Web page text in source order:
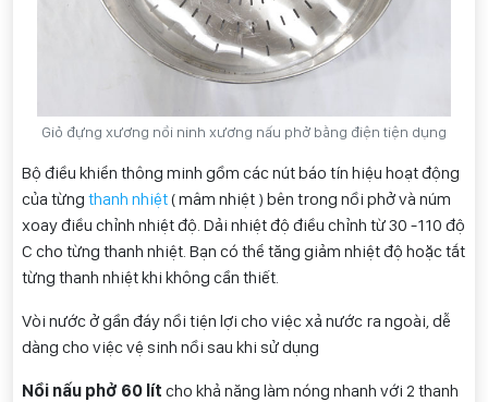
Giỏ đựng xương nồi ninh xương nấu phở bằng điện tiện dụng
Bộ điều khiển thông minh gồm các nút báo tín hiệu hoạt động
của từng thanh nhiệt( mâm nhiệt ) bên trong nồi phở và núm
xoay điều chỉnh nhiệt độ. Dải nhiệt độ điều chỉnh từ 30 -110 độ
C cho từng thanh nhiệt. Bạn có thể tăng giảm nhiệt độ hoặc tắt
từng thanh nhiệt khi không cần thiết.
Vòi nước ở gần đáy nồi tiện lợi cho việc xả nước ra ngoài, dễ
dàng cho việc vệ sinh nồi sau khi sử dụng
Nồi nấu phở 60 lít cho khả năng làm nóng nhanh với 2 thanh